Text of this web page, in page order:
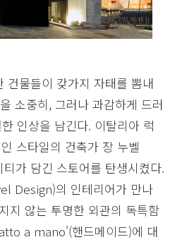
건물들이 갖가지 자태를 뽐내
소중히, 그러나 과감하게 드러
인상을 남긴다. 이탈리아 럭
스타일의 건축가 장 누벨
가 담긴 스토어를 탄생시켰다.
Design)의 인테리어가 만나
지 않는 투명한 외관의 독특함
a mano'(핸드메이드)에 대